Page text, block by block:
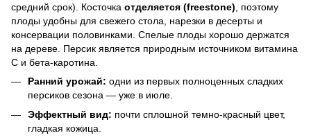
средний срок). Косточка отделяется (freestone) , поэтому
плоды удобны для свежего стола, нарезки в десерты и
консервации половинками. Спелые плоды хорошо держатся
на дереве. Персик является природным источником витамина
С и бета-каротина.
Ранний урожай: одни из первых полноценных сладких
персиков сезона — уже в июле.
Эффектный вид: почти сплошной темно-красный цвет,
гладкая кожица.